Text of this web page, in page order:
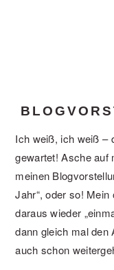
Ich weiß, ich weiß –
gewartet! Asche auf
meinen
Jahr“, oder so!
daraus wieder
dann gleich mal den
auch schon